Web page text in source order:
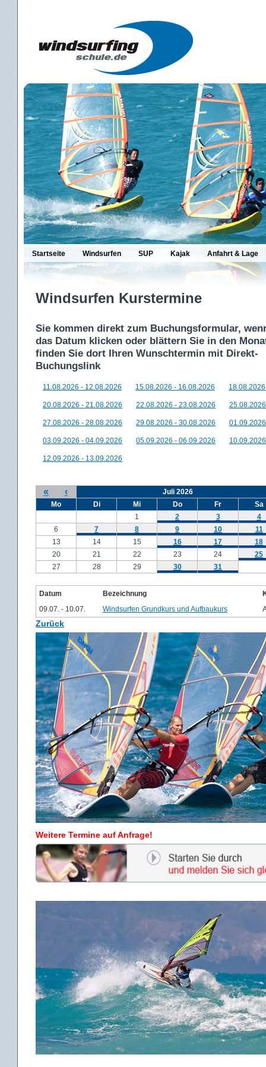
Startseite Windsurfen SUP Kajak Anfahrt & Lage
Windsurfen Kurstermine
Sie kommen direkt zum Buchungsformular,
das Datum klicken oder blättern Sie in den
finden Sie dort Ihren Wunschtermin mit Direkt-
Buchungslink
11.08.2026 - 12.08.2026 15.08.2026 - 16.08.2026
20.08.2026 - 21.08.2026 22.08.2026 - 23.08.2026
27.08.2026 - 28.08.2026 29.08.2026 - 30.08.2026
03.09.2026 - 04.09.2026 05.09.2026 - 06.09.2026
12.09.2026 - 13.09.2026
« ‹
Juli 2026
Mo
Di Mi Do Fr
Sa
1
2 3
4
6
7 8 9 10
11
13
14 15 16 17
18
20
21 22 23 24
25
27
28 29 30 31
Datum Bezeichnung
09.07. - 10.07.
Windsurfen Grundkurs und Aufbaukurs
Zurück
Weitere Termine auf Anfrage!